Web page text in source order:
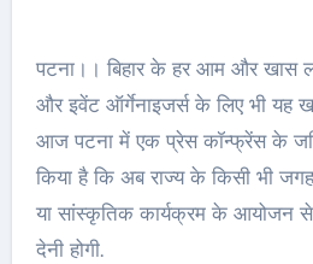
पटना।। बिहार के हर आम और खास लोगों के साथ मैरिज हॉल
और इवेंट ऑर्गेनाइजर्स के लिए भी यह
आज पटना में एक प्रेस कॉन्फ्रेंस के
किया है कि अब राज्य के किसी भी जगह
या सांस्कृतिक कार्यक्रम के आयोजन
देनी होगी.